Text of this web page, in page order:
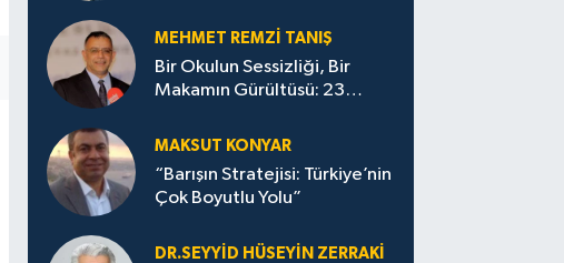
MEHMET REMZI TANIŞ
Bir Okulun Sessizliği, Bir
Makamın Gürültüsü: 23
MAKSUT KONYAR
“Barışın Stratejisi: Türkiye’nin
Çok Boyutlu Yolu”
DR.SEYYID HÜSEYIN ZERRAKI